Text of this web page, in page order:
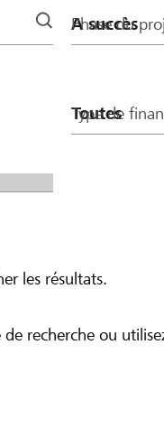
Phase du
Type de
les résultats.
recherche ou